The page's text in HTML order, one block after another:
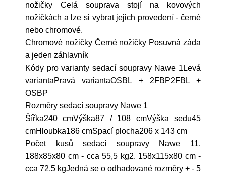
nožičky Celá souprava stojí na kovových
nožičkách a lze si vybrat jejich provedení - černé
nebo chromové.
Chromové nožičky Černé nožičky Posuvná záda
a jeden záhlavník
Kódy pro varianty sedací soupravy Nawe 1Levá
variantaPravá variantaOSBL + 2FBP2FBL +
OSBP
Rozměry sedací soupravy Nawe 1
Šířka240 cmVýška87 / 108 cmVýška sedu45
cmHloubka186 cmSpací plocha206 x 143 cm
Počet kusů sedací soupravy Nawe 11.
188x85x80 cm - cca 55,5 kg2. 158x115x80 cm -
cca 72,5 kgJedná se o odhadované rozměry + - 5